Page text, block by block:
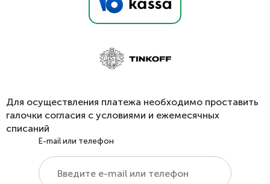
Для осуществления платежа необходимо проставить
галочки согласия с условиями и ежемесячных
списаний
E-mail или телефон